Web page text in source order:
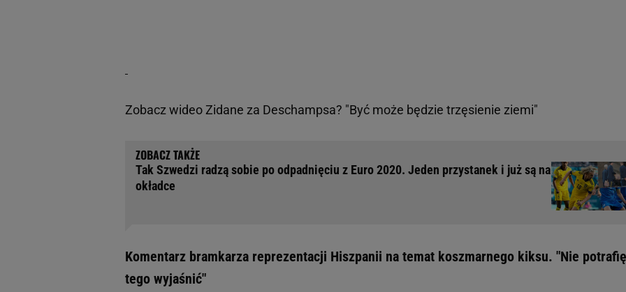
Zobacz wideo Zidane za Deschampsa? "Być może będzie trzęsienie ziemi"
Tak Szwedzi radzą sobie po odpadnięciu z Euro 2020. Jeden przystanek i już są na
okładce
Komentarz bramkarza reprezentacji Hiszpanii na temat koszmarnego kiksu. "Nie potrafię
tego wyjaśnić"